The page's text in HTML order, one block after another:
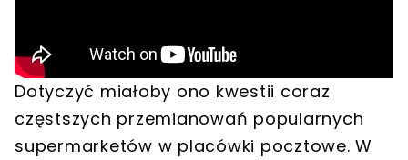
Dotyczyć miałoby ono kwestii coraz
częstszych przemianowań popularnych
supermarketów w placówki pocztowe. W